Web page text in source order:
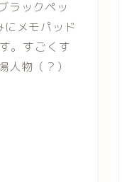
ラックペッ
メモパッド
。すごくす
物（？）